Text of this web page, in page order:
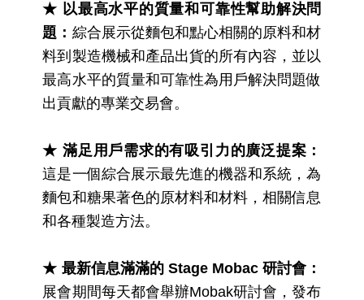
★ 以最高水平的質量和可靠性幫助解決問
題： 綜合展示從麵包和點心相關的原料和材
料到製造機械和產品出貨的所有內容，並以
最高水平的質量和可靠性為用戶解決問題做
出貢獻的專業交易會。
★ 滿足用戶需求的有吸引力的廣泛提案：
這是一個綜合展示最先進的機器和系統，為
麵包和糖果著色的原材料和材料，相關信息
和各種製造方法。
★ 最新信息滿滿的 Stage Mobac 研討會：
展會期間每天都會舉辦Mobak研討會，發布